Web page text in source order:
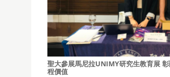
聖大參展馬尼拉UNIMY研究生教育展
程價值